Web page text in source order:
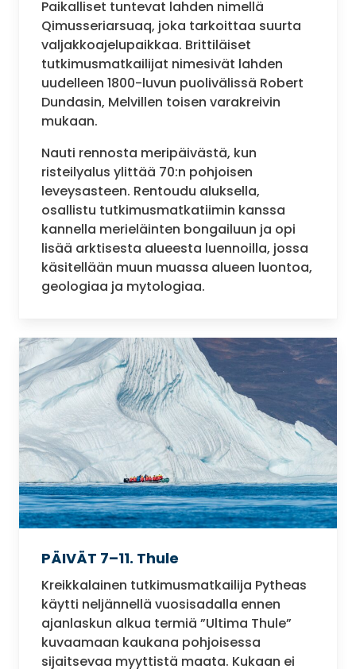
Paikalliset tuntevat lahden nimellä
Qimusseriarsuaq, joka tarkoittaa suurta
valjakkoajelupaikkaa. Brittiläiset
tutkimusmatkailijat nimesivät lahden
uudelleen 1800-luvun puolivälissä Robert
Dundasin, Melvillen toisen varakreivin
mukaan.
Nauti rennosta meripäivästä, kun
risteilyalus ylittää 70:n pohjoisen
leveysasteen. Rentoudu aluksella,
osallistu tutkimusmatkatiimin kanssa
kannella merieläinten bongailuun ja opi
lisää arktisesta alueesta luennoilla, jossa
käsitellään muun muassa alueen luontoa,
geologiaa ja mytologiaa.
PÄIVÄT 7–11. Thule
Kreikkalainen tutkimusmatkailija Pytheas
käytti neljännellä vuosisadalla ennen
ajanlaskun alkua termiä ”Ultima Thule”
kuvaamaan kaukana pohjoisessa
sijaitsevaa myyttistä maata. Kukaan ei